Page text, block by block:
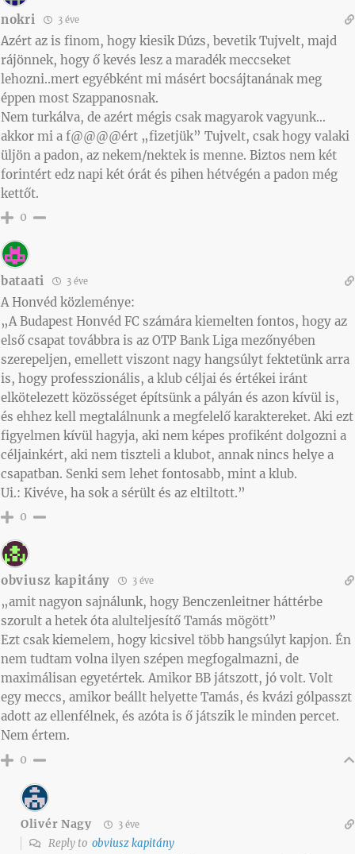
nokri 3 éve
Azért az is finom, hogy kiesik Dúzs, bevetik Tujvelt, majd
rájönnek, hogy ő kevés lesz a maradék meccseket
lehozni..mert egyébként mi másért bocsájtanának meg
éppen most Szappanosnak.
Nem turkálva, de azért mégis csak magyarok vagyunk…
akkor mi a f@@@@ért „fizetjük” Tujvelt, csak hogy valaki
üljön a padon, az nekem/nektek is menne. Biztos nem két
forintért edz napi két órát és pihen hétvégén a padon még
kettőt.
0
bataati 3 éve
A Honvéd közleménye:
„A Budapest Honvéd FC számára kiemelten fontos, hogy az
első csapat továbbra is az OTP Bank Liga mezőnyében
szerepeljen, emellett viszont nagy hangsúlyt fektetünk arra
is, hogy professzionális, a klub céljai és értékei iránt
elkötelezett közösséget építsünk a pályán és azon kívül is,
és ehhez kell megtalálnunk a megfelelő karaktereket. Aki ezt
figyelmen kívül hagyja, aki nem képes profiként dolgozni a
céljainkért, aki nem tiszteli a klubot, annak nincs helye a
csapatban. Senki sem lehet fontosabb, mint a klub.
Ui.: Kivéve, ha sok a sérült és az eltiltott.”
0
obviusz kapitány 3 éve
„amit nagyon sajnálunk, hogy Benczenleitner háttérbe
szorult a hetek óta alulteljesítő Tamás mögött”
Ezt csak kiemelem, hogy kicsivel több hangsúlyt kapjon. Én
nem tudtam volna ilyen szépen megfogalmazni, de
maximálisan egyetértek. Amikor BB játszott, jó volt. Volt
egy meccs, amikor beállt helyette Tamás, és kvázi gólpasszt
adott az ellenfélnek, és azóta is ő játszik le minden percet.
Nem értem.
0
Olivér Nagy 3 éve
Reply to obviusz kapitány